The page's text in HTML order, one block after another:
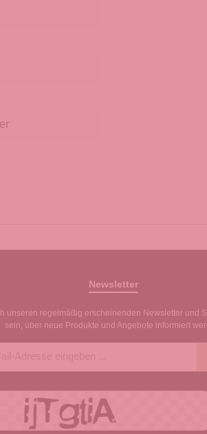
Newsletter
unseren regelmäßig erscheinenden Newsletter und
sein, über neue Produkte und Angebote informiert
Adresse*